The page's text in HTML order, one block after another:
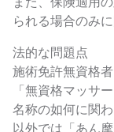
られる場合のみに
法的な問題点
施術免許無資格
「無資格マッサ
名称の如何に関
以外では「あん